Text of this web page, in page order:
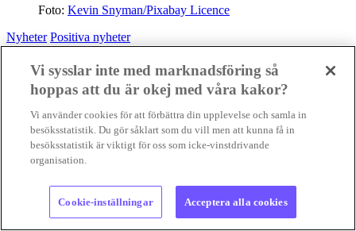
Foto: Kevin Snyman/Pixabay Licence
Nyheter Positiva nyheter
Vi sysslar inte med marknadsföring så
hoppas att du är okej med våra kakor?
Vi använder cookies för att förbättra din upplevelse och samla in
besöksstatistik. Du gör såklart som du vill men att kunna få in
besöksstatistik är viktigt för oss som icke-vinstdrivande
organisation.
Cookie-inställningar Acceptera alla cookies